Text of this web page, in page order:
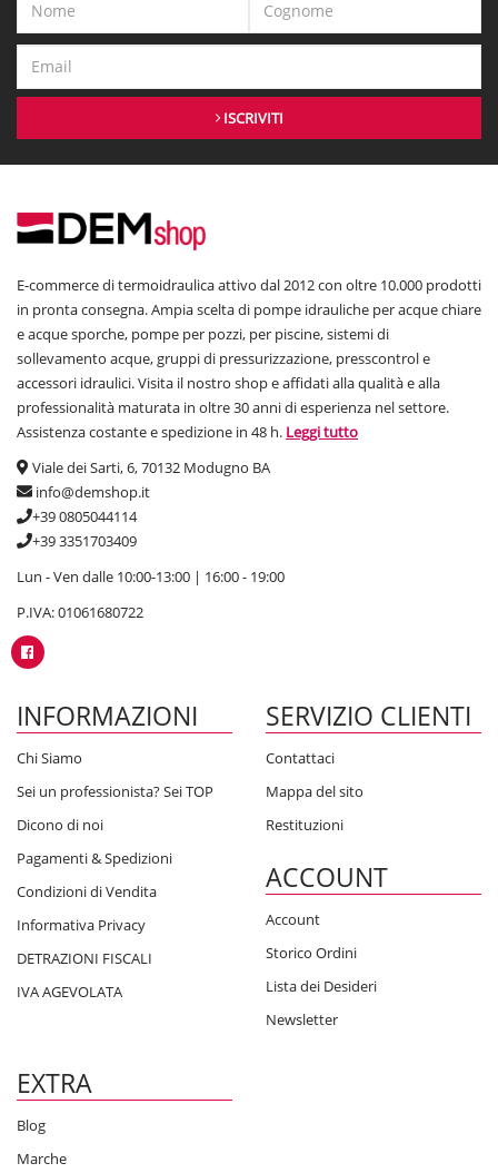
ISCRIVITI
E-commerce di termoidraulica attivo dal 2012 con oltre 10.000 prodotti
in pronta consegna. Ampia scelta di pompe idrauliche per acque chiare
e acque sporche, pompe per pozzi, per piscine, sistemi di
sollevamento acque, gruppi di pressurizzazione, presscontrol e
accessori idraulici. Visita il nostro shop e affidati alla qualità e alla
professionalità maturata in oltre 30 anni di esperienza nel settore.
Assistenza costante e spedizione in 48 h. Leggi tutto
Viale dei Sarti, 6, 70132 Modugno BA
info@demshop.it
+39 0805044114
+39 3351703409
Lun - Ven dalle 10:00-13:00 | 16:00 - 19:00
P.IVA: 01061680722
INFORMAZIONI
Chi Siamo
Sei un professionista? Sei TOP
Dicono di noi
Pagamenti & Spedizioni
Condizioni di Vendita
Informativa Privacy
DETRAZIONI FISCALI
IVA AGEVOLATA
SERVIZIO CLIENTI
Contattaci
Mappa del sito
Restituzioni
ACCOUNT
Account
Storico Ordini
Lista dei Desideri
Newsletter
EXTRA
Blog
Marche